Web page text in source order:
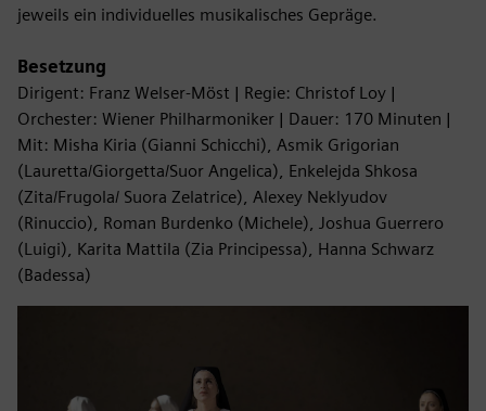
jeweils ein individuelles musikalisches Gepräge.
Besetzung
Dirigent: Franz Welser-Möst | Regie: Christof Loy |
Orchester: Wiener Philharmoniker | Dauer: 170 Minuten |
Mit: Misha Kiria (Gianni Schicchi), Asmik Grigorian
(Lauretta/Giorgetta/Suor Angelica), Enkelejda Shkosa
(Zita/Frugola/ Suora Zelatrice), Alexey Neklyudov
(Rinuccio), Roman Burdenko (Michele), Joshua Guerrero
(Luigi), Karita Mattila (Zia Principessa), Hanna Schwarz
(Badessa)